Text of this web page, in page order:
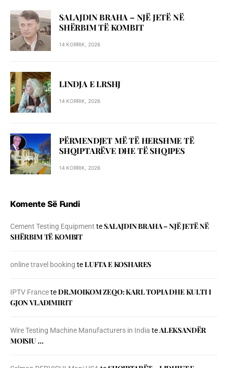
SALAJDIN BRAHA – NJЁ JETЁ NЁ
SHЁRBIM TЁ KOMBIT
14 KORRIK, 2026
LINDJA E LRSHJ
14 KORRIK, 2026
PËRMENDJET MË TË HERSHME TË
SHQIPTARËVE DHE TË SHQIPES
14 KORRIK, 2026
Komente Së Fundi
Cement Testing Equipment teSALAJDIN BRAHA – NJЁ JETЁ NЁ
SHЁRBIM TЁ KOMBIT
online travel booking teLUFTA E KOSHARES
IPTV FranceteDR.MOIKOM ZEQO: KARL TOPIA DHE KULTI I
GJON VLADIMIRIT
Wire Testing Machine Manufacturers in India teALEKSANDËR
MOISIU …